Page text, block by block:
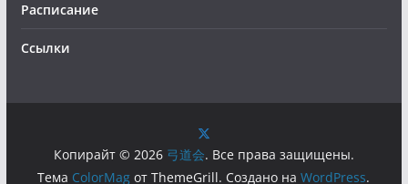
Расписание
Ссылки
Копирайт © 2026 弓道会. Все права защищены.
Тема ColorMag от ThemeGrill. Создано наWordPress.